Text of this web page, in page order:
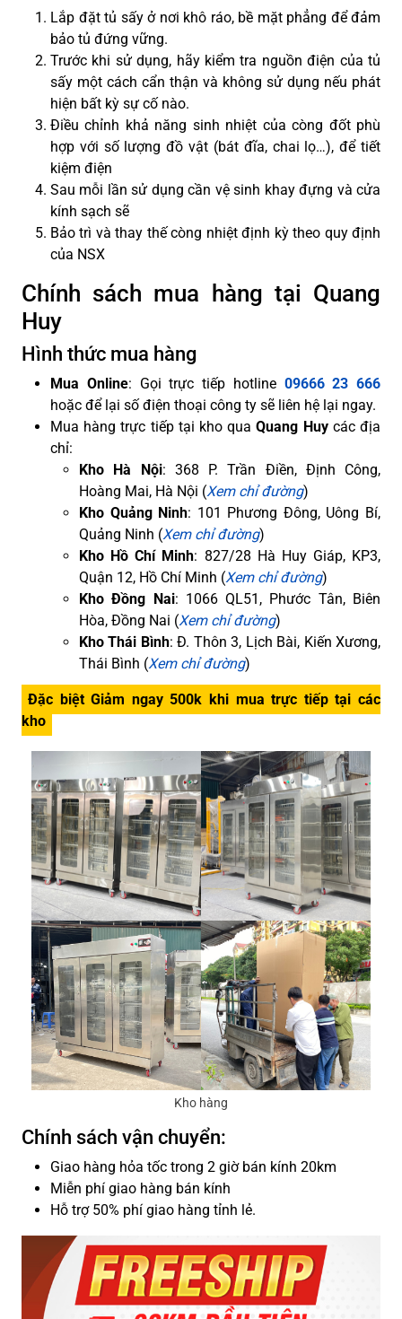
Lắp đặt tủ sấy ở nơi khô ráo, bề mặt phẳng để đảm
bảo tủ đứng vững.
Trước khi sử dụng, hãy kiểm tra nguồn điện của tủ
sấy một cách cẩn thận và không sử dụng nếu phát
hiện bất kỳ sự cố nào.
Điều chỉnh khả năng sinh nhiệt của còng đốt phù
hợp với số lượng đồ vật (bát đĩa, chai lọ…), để tiết
kiệm điện
Sau mỗi lần sử dụng cần vệ sinh khay đựng và cửa
kính sạch sẽ
Bảo trì và thay thế còng nhiệt định kỳ theo quy định
của NSX
Chính sách mua hàng tại Quang
Huy
Hình thức mua hàng
Mua Online: Gọi trực tiếp hotline 09666 23 666
hoặc để lại số điện thoại công ty sẽ liên hệ lại ngay.
Mua hàng trực tiếp tại kho quaQuang Huycác địa
chỉ:
Kho Hà Nội: 368 P. Trần Điền, Định Công,
Hoàng Mai, Hà Nội (Xem chỉ đường)
Kho Quảng Ninh: 101 Phương Đông, Uông Bí,
Quảng Ninh (Xem chỉ đường)
Kho Hồ Chí Minh: 827/28 Hà Huy Giáp, KP3,
Quận 12, Hồ Chí Minh (Xem chỉ đường)
Kho Đồng Nai: 1066 QL51, Phước Tân, Biên
Hòa, Đồng Nai (Xem chỉ đường)
Kho Thái Bình: Đ. Thôn 3, Lịch Bài, Kiến Xương,
Thái Bình (Xem chỉ đường)
Đặc biệt Giảm ngay 500k khi mua trực tiếp tại các
kho
Kho hàng
Chính sách vận chuyển:
Giao hàng hỏa tốc trong 2 giờ bán kính 20km
Miễn phí giao hàng bán kính
Hỗ trợ 50% phí giao hàng tỉnh lẻ.